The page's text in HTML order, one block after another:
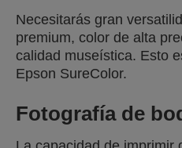
Necesitarás gran
premium, color de alta
calidad museística. Esto
Epson SureColor.
Fotografía de